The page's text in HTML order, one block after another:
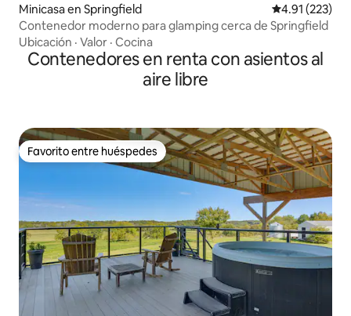
Minicasa en Springfield Calificación
4.91 (223)
Contenedor moderno para glamping cerca de Springfield
Ubicación · Valor · Cocina
Contenedores en renta con asientos al
aire libre
Favorito entre huéspedes
Favorito entre huéspedes